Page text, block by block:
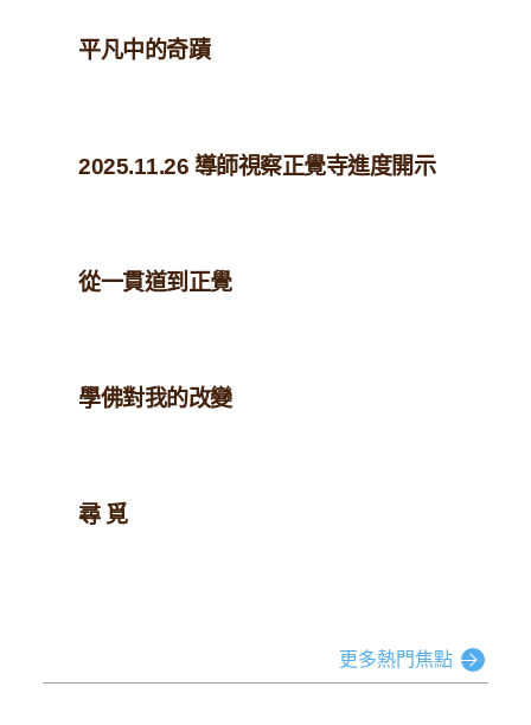
平凡中的奇蹟
2025.11.26 導師視察正覺寺進度開示
從一貫道到正覺
學佛對我的改變
尋 覓
更多熱門焦點